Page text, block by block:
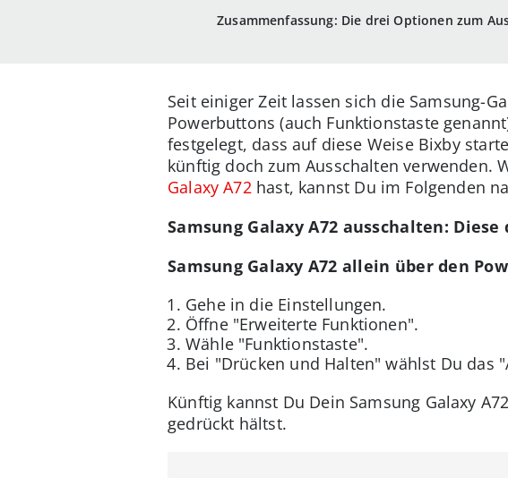
Zusammenfassung: Die drei Optionen zum
Seit einiger Zeit lassen sich die Samsung-
Powerbuttons (auch Funktionstaste
festgelegt, dass auf diese Weise Bixby
künftig doch zum Ausschalten verwenden.
Galaxy A72hast, kannst Du im Folgenden
Samsung Galaxy A72 ausschalten:
Samsung Galaxy A72 allein über den
Gehe in die Einstellungen.
Öffne "Erweiterte Funktionen".
Wähle "Funktionstaste".
Bei "Drücken und Halten" wählst Du das
Künftig kannst Du Dein Samsung Galaxy
gedrückt hältst.